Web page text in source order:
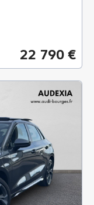
22 790 €